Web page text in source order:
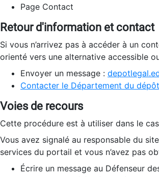
Page Contact
Retour d'information et contact
Si vous n’arrivez pas à accéder à un
orienté vers une alternative accessible
Envoyer un message :
Contacter le Département du
Voies de recours
Cette procédure est à utiliser dans le
Vous avez signalé au responsable du
services du portail et vous n’avez pas
Écrire un message au Défenseur